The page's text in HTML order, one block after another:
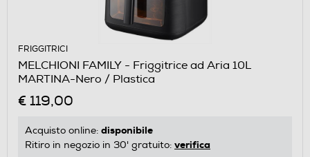
FRIGGITRICI
MELCHIONI FAMILY - Friggitrice ad Aria 10L
MARTINA-Nero / Plastica
€ 119,00
Acquisto online: disponibile
Ritiro in negozio in 30' gratuito: verifica